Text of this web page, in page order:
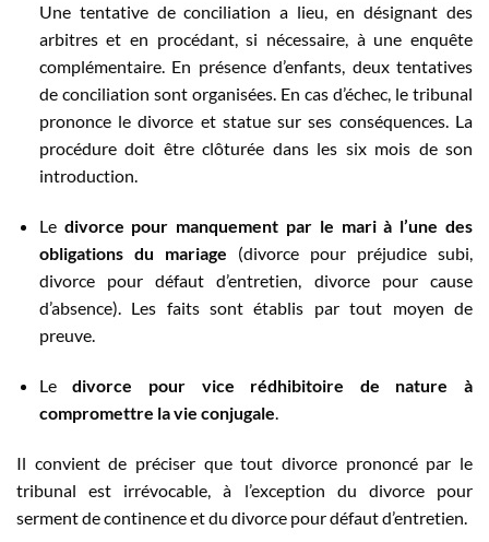
Une tentative de conciliation a lieu, en désignant des
arbitres et en procédant, si nécessaire, à une enquête
complémentaire. En présence d’enfants, deux tentatives
de conciliation sont organisées. En cas d’échec, le tribunal
prononce le divorce et statue sur ses conséquences. La
procédure doit être clôturée dans les six mois de son
introduction.
Le divorce pour manquement par le mari à l’une des
obligations du mariage (divorce pour préjudice subi,
divorce pour défaut d’entretien, divorce pour cause
d’absence). Les faits sont établis par tout moyen de
preuve.
Ledivorce pour vice rédhibitoire de nature à
compromettre la vie conjugale.
Il convient de préciser que tout divorce prononcé par le
tribunal est irrévocable, à l’exception du divorce pour
serment de continence et du divorce pour défaut d’entretien.